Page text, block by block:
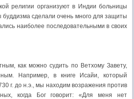
религии организуют в Индии больницы
сделали очень много для защиты
наиболее последовательными в своих
как можно судить по Ветхому Завету,
Например, в книге Исайи, который
г. до н.э., мы находим возражения против
когда Бог говорит: «Для меня нет